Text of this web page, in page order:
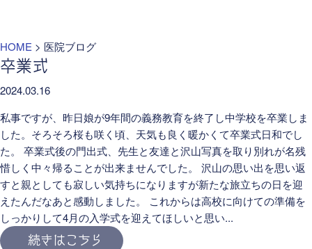
HOME > 医院ブログ
卒業式
2024.03.16
私事ですが、昨日娘が9年間の義務教育を終了し中学校を卒業しま
した。そろそろ桜も咲く頃、天気も良く暖かくて卒業式日和でし
た。 卒業式後の門出式、先生と友達と沢山写真を取り別れが名残
惜しく中々帰ることが出来ませんでした。 沢山の思い出を思い返
すと親としても寂しい気持ちになりますが新たな旅立ちの日を迎
えたんだなあと感動しました。 これからは高校に向けての準備を
しっかりして4月の入学式を迎えてほしいと思い...
続きはこちら